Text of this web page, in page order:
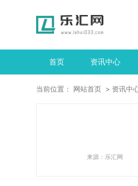
首页 资讯中心
当前位置： 网站首页 资讯中
来源： 乐汇网